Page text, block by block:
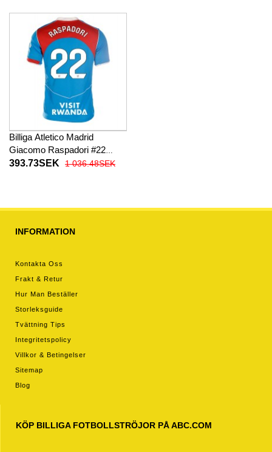
Billiga Atletico Madrid
Giacomo Raspadori #22
Tredje fotbollskläder Dam
393.73SEK 1 036.48SEK
INFORMATION
Kontakta Oss
Frakt & Retur
Hur Man Beställer
Storleksguide
Tvättning Tips
Integritetspolicy
Villkor & Betingelser
Sitemap
Blog
KÖP BILLIGA FOTBOLLSTRÖJOR PÅ ABC.COM